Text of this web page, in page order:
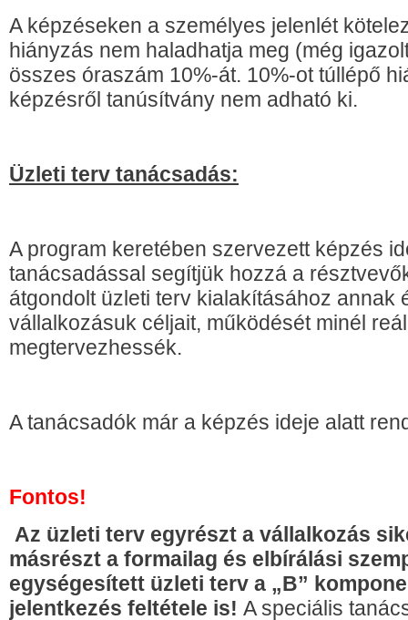
A képzéseken a személyes jelenlét
hiányzás nem haladhatja meg (még
összes óraszám 10%-át. 10%-ot túllépő
képzésről tanúsítvány nem adható ki.
Üzleti terv tanácsadás:
A program keretében szervezett képzés
tanácsadással segítjük hozzá a
átgondolt üzleti terv kialakításához annak
vállalkozásuk céljait, működését minél
megtervezhessék.
A tanácsadók már a képzés ideje alatt
Fontos!
Az üzleti terv egyrészt a vállalkozás
másrészt a formailag és elbírálási
egységesített üzleti terv a „B”
jelentkezés feltétele is! A speciális